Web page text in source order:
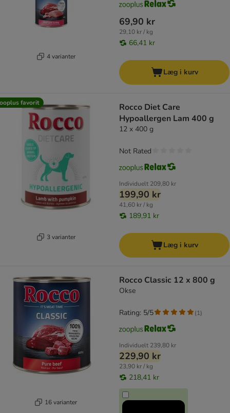
4 varianter
69,90 kr
29,10 kr / kg
66,41 kr
Læg i kurv
favorit
3 varianter
Rocco Diet Care
Hypoallergen Lam 400 g
12 x 400 g
Individuelt 209,80 kr
199,90 kr
41,60 kr / kg
189,91 kr
Not Rated
Læg i kurv
16 varianter
Rocco Classic 12 x 800 g
Okse
Individuelt 239,80 kr
229,90 kr
23,90 kr / kg
218,41 kr
Rating: 5/5 (1)